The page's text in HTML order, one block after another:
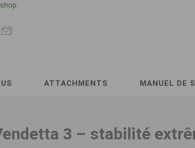
ATTACHMENTS MANUEL DE
3 – stabilité